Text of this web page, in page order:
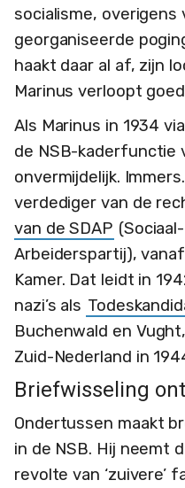
socialisme, overigens
georganiseerde
haakt daar al af, zijn
Marinus verloopt
Als Marinus in 1934
de NSB-kaderfunctie
onvermijdelijk. Immers.
verdediger van de
van de SDAP
Arbeiderspartij),
Kamer. Dat leidt in
nazi’s als
Buchenwald en
Zuid-Nederland in
Briefwisseling
Ondertussen maakt
in de NSB. Hij neemt
revolte van ‘zuivere’